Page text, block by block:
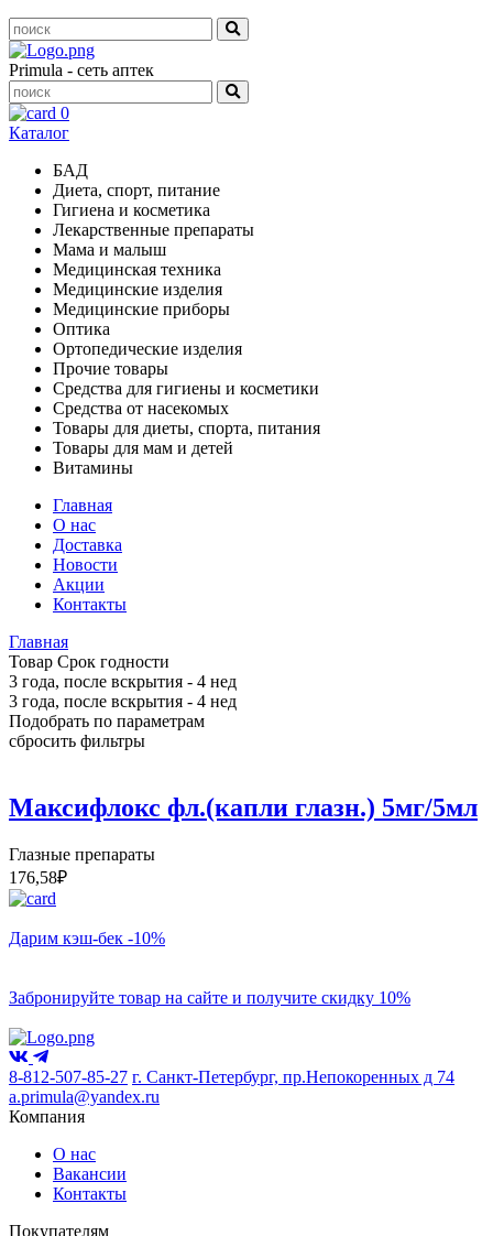
Primula - сеть аптек
0
Каталог
БАД
Диета, спорт, питание
Гигиена и косметика
Лекарственные препараты
Мама и малыш
Медицинская техника
Медицинские изделия
Медицинские приборы
Оптика
Ортопедические изделия
Прочие товары
Средства для гигиены и косметики
Средства от насекомых
Товары для диеты, спорта, питания
Товары для мам и детей
Витамины
Главная
О нас
Доставка
Новости
Акции
Контакты
Главная
Товар Срок годности
3 года, после вскрытия - 4 нед
3 года, после вскрытия - 4 нед
Подобрать по параметрам
сбросить фильтры
Максифлокс фл.(капли глазн.) 5мг/5мл
Глазные препараты
176,58₽
Дарим кэш-бек -10%
Забронируйте товар на сайте и получите скидку 10%
8-812-507-85-27 г. Санкт-Петербург, пр.Непокоренных д 74
a.primula@yandex.ru
Компания
О нас
Вакансии
Контакты
Покупателям